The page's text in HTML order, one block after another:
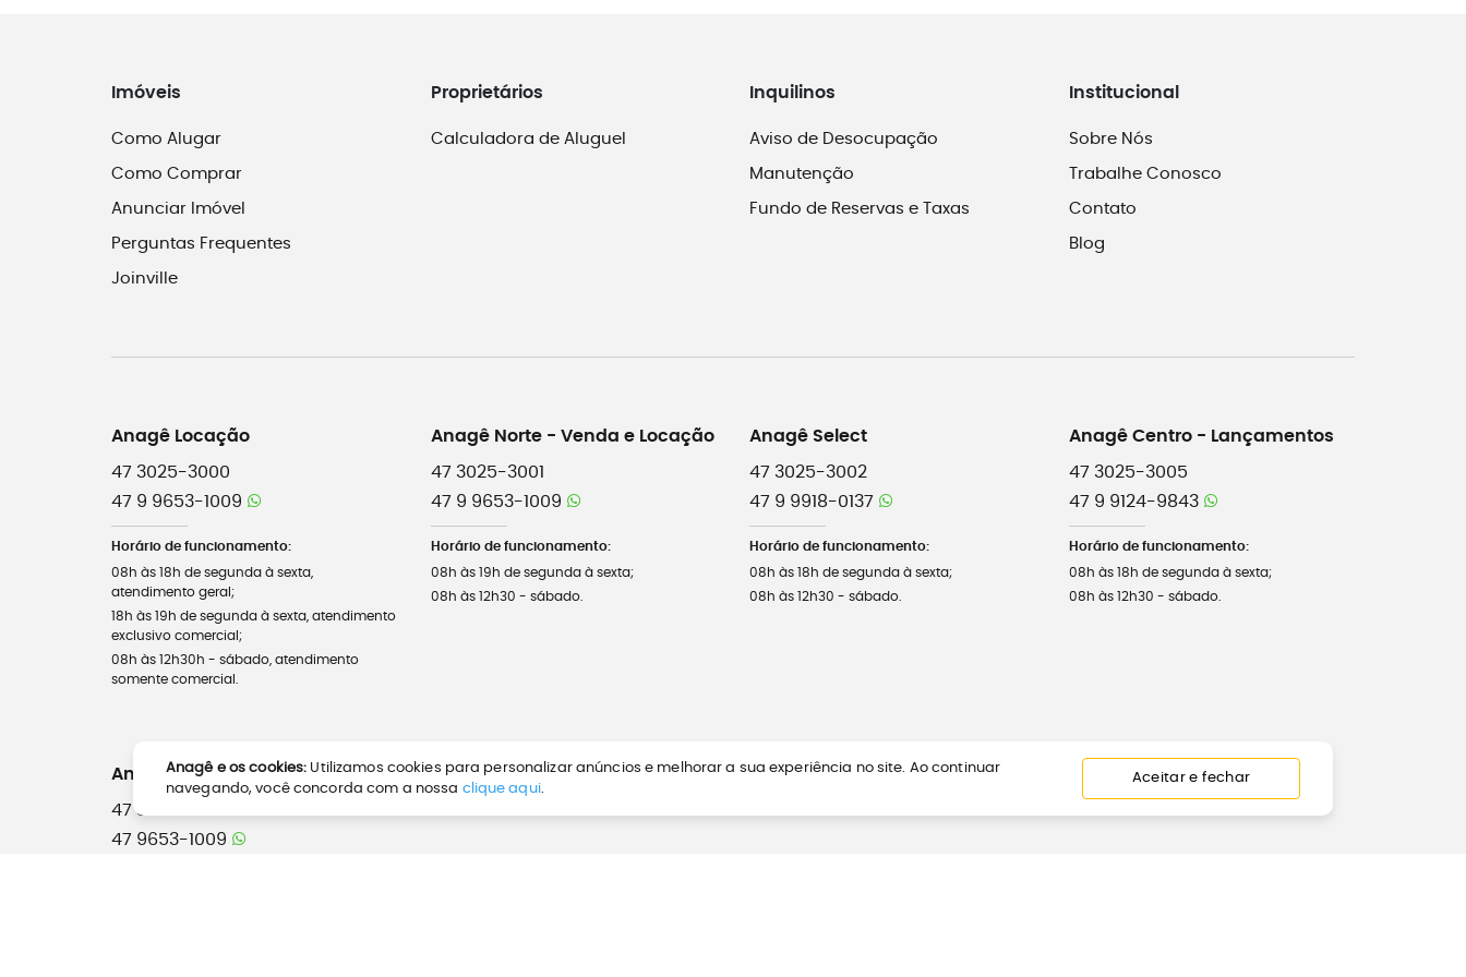
Imóveis
Como Alugar
Como Comprar
Anunciar Imóvel
Perguntas Frequentes
Joinville
Proprietários
Calculadora de Aluguel
Inquilinos
Aviso de Desocupação
Manutenção
Fundo de Reservas e Taxas
Institucional
Sobre Nós
Trabalhe Conosco
Contato
Blog
Anagê Locação
47 3025-3000
47 9 9653-1009
Horário de funcionamento:
08h às 18h de segunda à sexta,
atendimento geral;
18h às 19h de segunda à sexta, atendimento
exclusivo comercial;
08h às 12h30h - sábado, atendimento
somente comercial.
Anagê Norte - Venda e Locação
47 3025-3001
47 9 9653-1009
Horário de funcionamento:
08h às 19h de segunda à sexta;
08h às 12h30 - sábado.
Anagê Select
47 3025-3002
47 9 9918-0137
Horário de funcionamento:
08h às 18h de segunda à sexta;
08h às 12h30 - sábado.
Anagê Centro - Lançamentos
47 3025-3005
47 9 9124-9843
Horário de funcionamento:
08h às 18h de segunda à sexta;
08h às 12h30 - sábado.
Anagê América - Corporativo
47 3025-3000
47 9653-1009
Anagê e os cookies: Utilizamos cookies para personalizar anúncios e melhorar a sua experiência no site. Ao continuar
navegando, você concorda com a nossa clique aqui.
Aceitar e fechar